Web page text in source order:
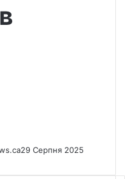
29 Серпня 2025